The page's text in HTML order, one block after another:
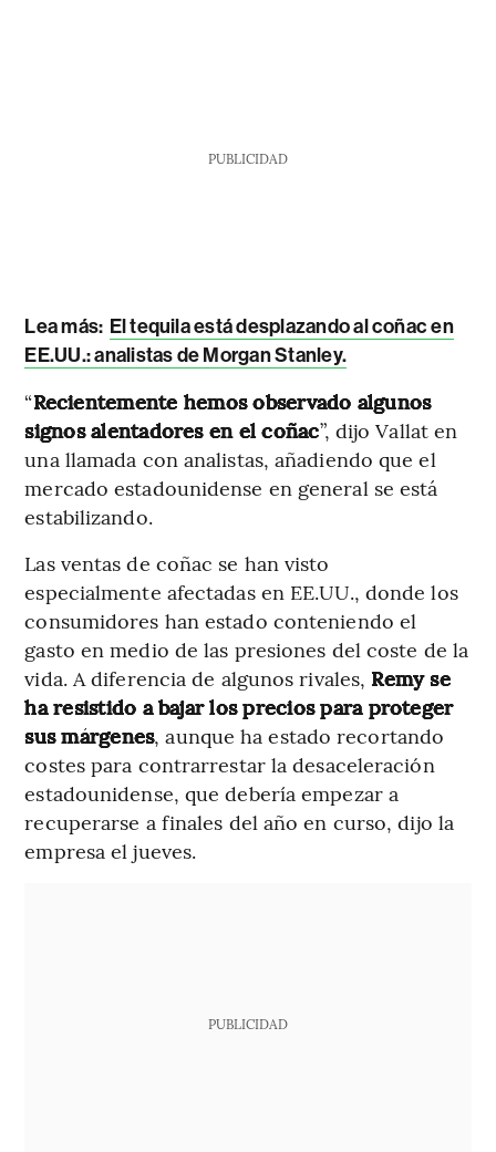
PUBLICIDAD
Lea más: El tequila está desplazando al coñac en
EE.UU.: analistas de Morgan Stanley.
“Recientemente hemos observado algunos
signos alentadores en el coñac”, dijo Vallat en
una llamada con analistas, añadiendo que el
mercado estadounidense en general se está
estabilizando.
Las ventas de coñac se han visto
especialmente afectadas en EE.UU., donde los
consumidores han estado conteniendo el
gasto en medio de las presiones del coste de la
vida. A diferencia de algunos rivales, Remy se
ha resistido a bajar los precios para proteger
sus márgenes, aunque ha estado recortando
costes para contrarrestar la desaceleración
estadounidense, que debería empezar a
recuperarse a finales del año en curso, dijo la
empresa el jueves.
PUBLICIDAD